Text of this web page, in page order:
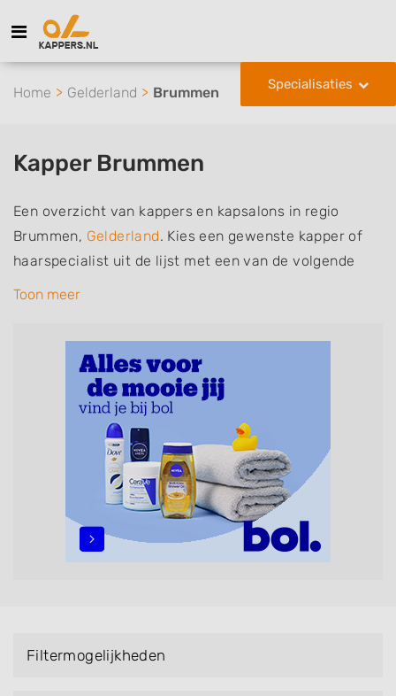
Specialisaties
Home Gelderland Brummen
Kapper Brummen
Een overzicht van kappers en kapsalons in regio
Brummen, Gelderland. Kies een gewenste kapper of
haarspecialist uit de lijst met een van de volgende
specialisaties of aantekeningen: mannen of
zonder afspraak terecht kunt. De vermelde kappers
kunnen uw haren wassen, knippen, föhnen en kleuren,
maar ook helpen met extensions, balyage, invlechten,
opsteken, weave, een keratinebehandeling, een
permanent, een bruidkapsel, make-up & visagie,
epileren, schoonheidsbehandelingen, het trimmen van
een baard en pruiken. U kunt de zoekresultaten
filteren met behulp van de specialisatie filter en u
Toon meer
Filtermogelijkheden